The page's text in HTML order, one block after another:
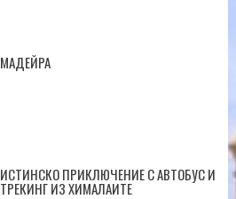
МАДЕЙРА
ИСТИНСКО ПРИКЛЮЧЕНИЕ С АВТОБУС И
ТРЕКИНГ ИЗ ХИМАЛАИТЕ